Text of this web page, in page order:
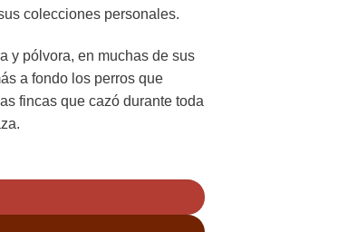
colecciones personales.
y pólvora, en muchas de sus
a fondo los perros que
fincas que cazó durante toda